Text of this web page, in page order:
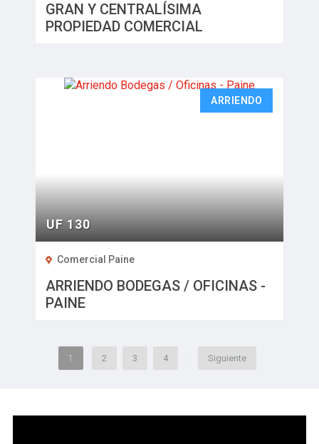
GRAN Y CENTRALÍSIMA
PROPIEDAD COMERCIAL
ARRIENDO
UF 130
Comercial Paine
ARRIENDO BODEGAS / OFICINAS -
PAINE
1 2 3 4 Siguiente